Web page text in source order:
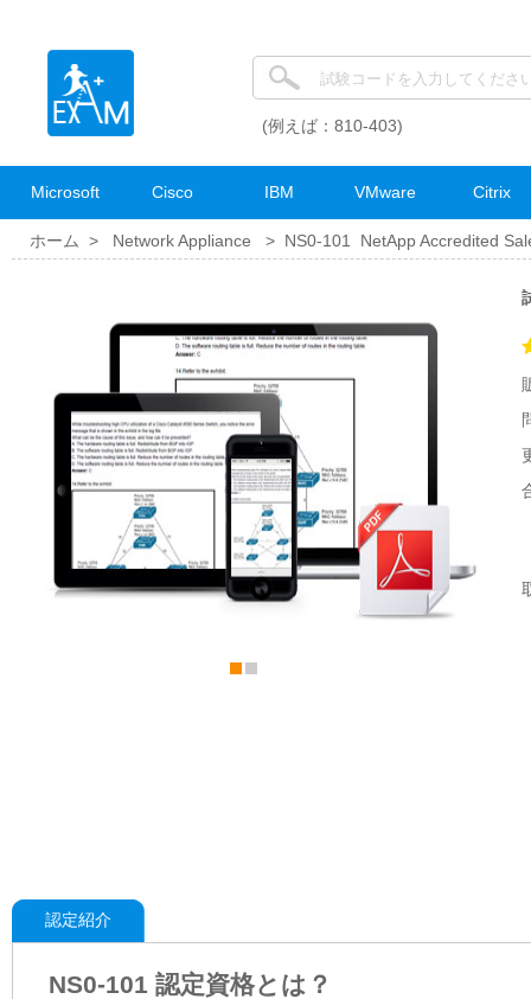
(例えば：810-403)
Microsoft Cisco IBM VMware Citrix
ホーム > Network Appliance > NS0-101 NetApp Accredited
認定紹介
NS0-101 認定資格とは？